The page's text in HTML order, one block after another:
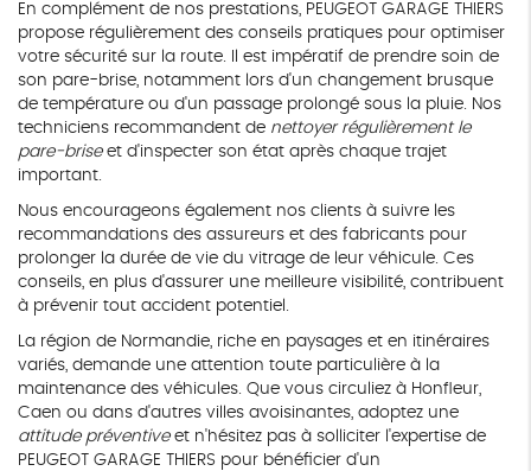
En complément de nos prestations, PEUGEOT GARAGE THIERS
propose régulièrement des conseils pratiques pour optimiser
votre sécurité sur la route. Il est impératif de prendre soin de
son pare-brise, notamment lors d'un changement brusque
de température ou d'un passage prolongé sous la pluie. Nos
techniciens recommandent de nettoyer régulièrement le
pare-briseet d'inspecter son état après chaque trajet
important.
Nous encourageons également nos clients à suivre les
recommandations des assureurs et des fabricants pour
prolonger la durée de vie du vitrage de leur véhicule. Ces
conseils, en plus d'assurer une meilleure visibilité, contribuent
à prévenir tout accident potentiel.
La région de Normandie, riche en paysages et en itinéraires
variés, demande une attention toute particulière à la
maintenance des véhicules. Que vous circuliez à Honfleur,
Caen ou dans d'autres villes avoisinantes, adoptez une
attitude préventiveet n'hésitez pas à solliciter l'expertise de
PEUGEOT GARAGE THIERS pour bénéficier d'un